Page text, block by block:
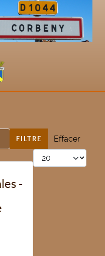
FILTRE
Effacer
Afficher #
-